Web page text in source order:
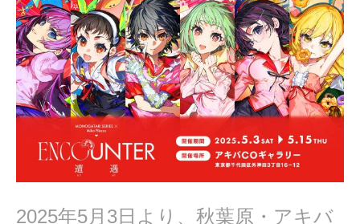
4
,
2
0
2
5
2025年5月3日より、秋葉原・アキバ